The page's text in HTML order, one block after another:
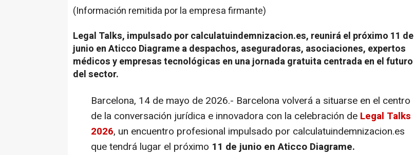
(Información remitida por la empresa firmante)
Legal Talks, impulsado por calculatuindemnizacion.es, reunirá el próximo 11 de
junio en Aticco Diagrame a despachos, aseguradoras, asociaciones, expertos
médicos y empresas tecnológicas en una jornada gratuita centrada en el futuro
del sector.
Barcelona, 14 de mayo de 2026.- Barcelona volverá a situarse en el centro
de la conversación jurídica e innovadora con la celebración de Legal Talks
2026, un encuentro profesional impulsado por calculatuindemnizacion.es
que tendrá lugar el próximo 11 de junio en Aticco Diagrame.